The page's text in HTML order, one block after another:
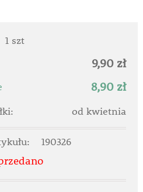
1 szt
9,90 zł
8,90 zł
od kwietnia
190326